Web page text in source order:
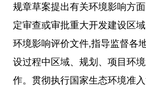
规章草案提出有关环境影响方
定审查或审批重大开发建设区
环境影响评价文件,指导监督各
设过程中区域、规划、项目环
作。贯彻执行国家生态环境准